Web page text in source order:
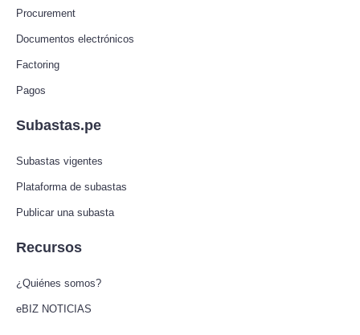
Procurement
Documentos electrónicos
Factoring
Pagos
Subastas.pe
Subastas vigentes
Plataforma de subastas
Publicar una subasta
Recursos
¿Quiénes somos?
eBIZ NOTICIAS